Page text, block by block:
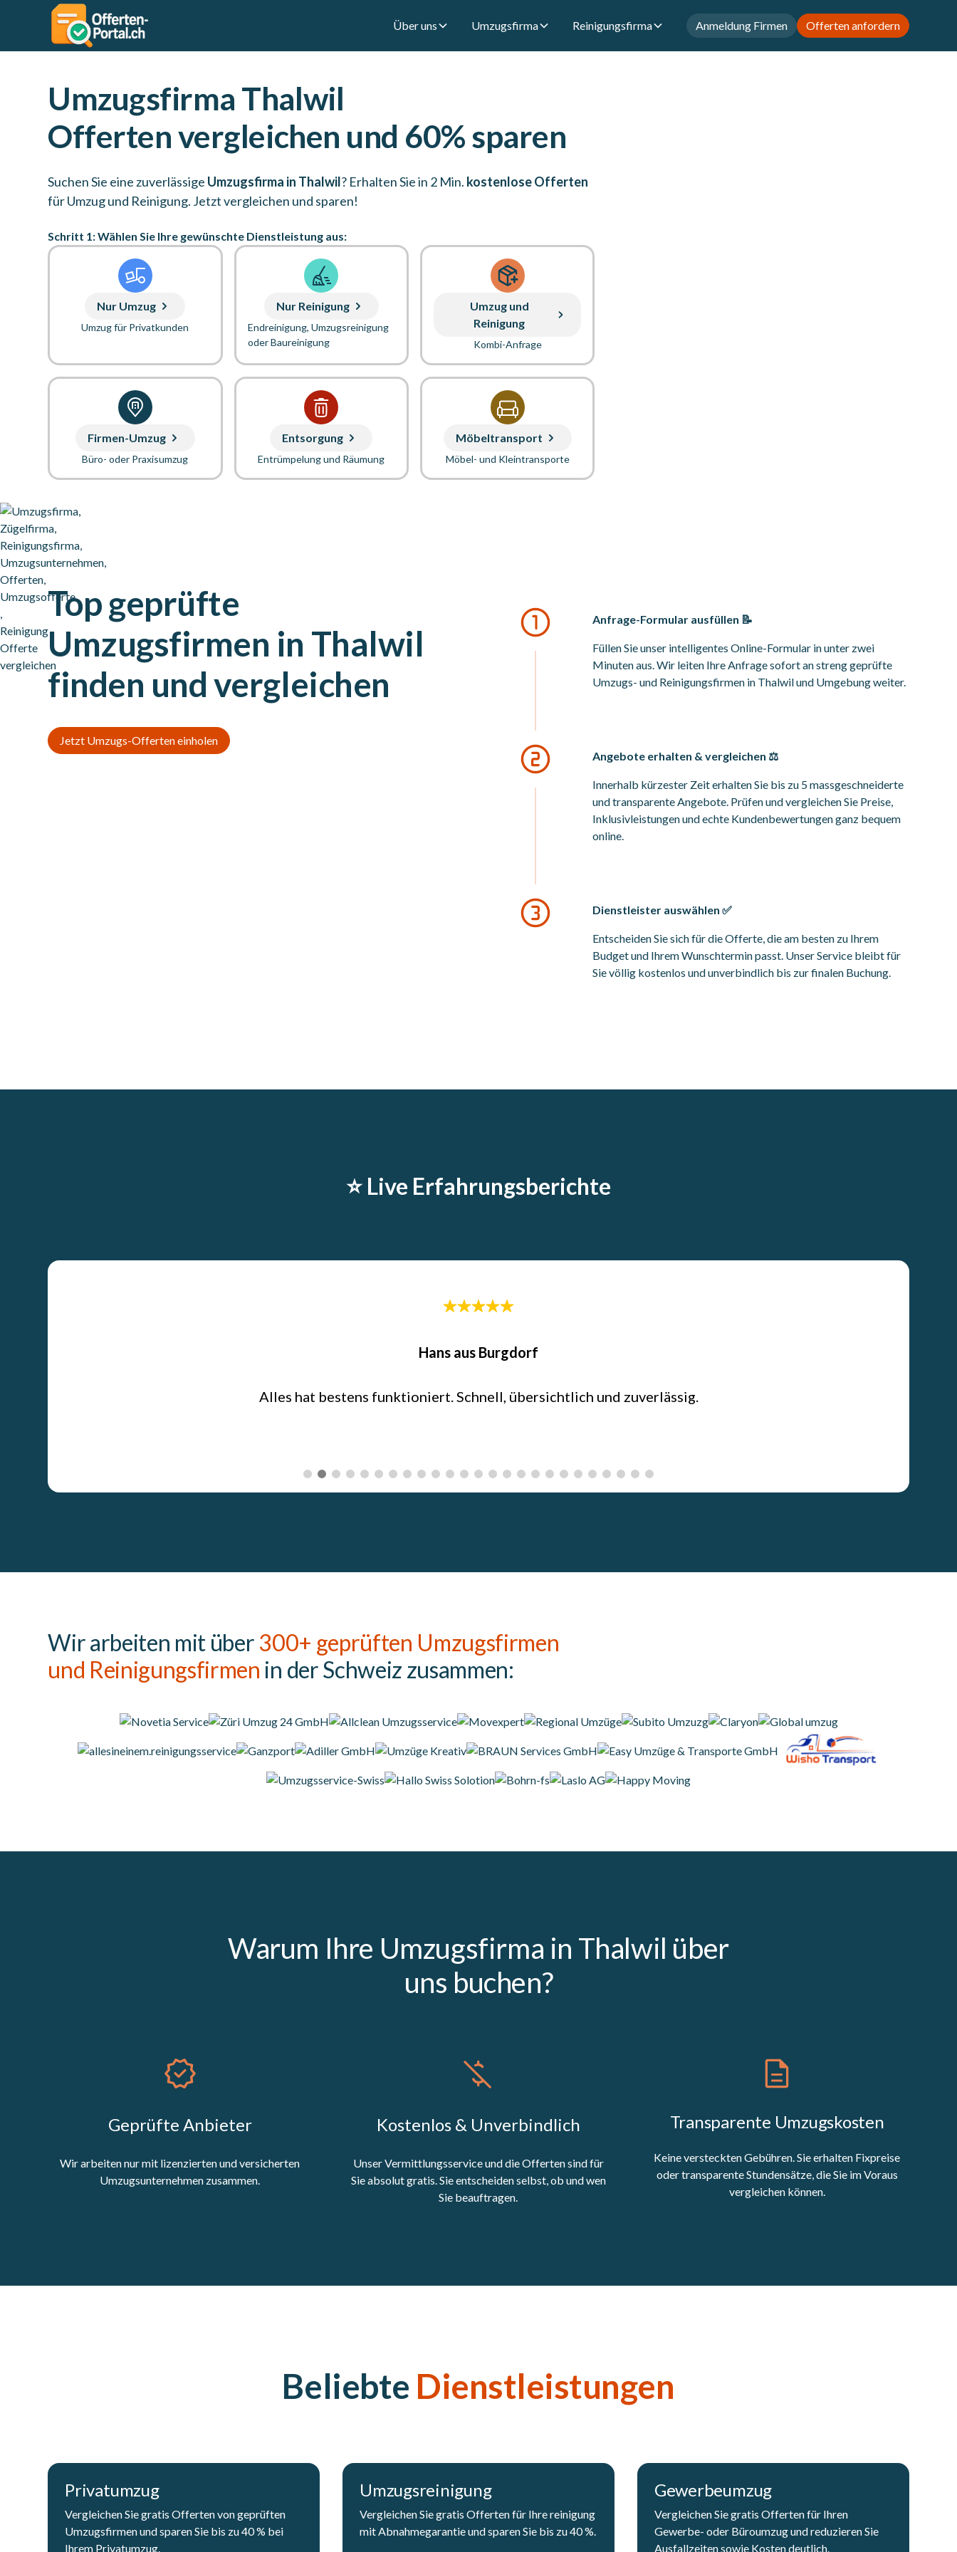
Über uns Umzugsfirma Reinigungsfirma Anmeldung Firmen Offerten anfordern
Umzugsfirma Thalwil
Offerten vergleichen und 60% sparen
Suchen Sie eine zuverlässige Umzugsfirma in Thalwil? Erhalten Sie in 2 Min. kostenlose Offerten
für Umzug und Reinigung. Jetzt vergleichen und sparen!
Schritt 1: Wählen Sie Ihre gewünschte Dienstleistung aus:
Nur Umzug
Umzug für Privatkunden
Nur Reinigung
Endreinigung, Umzugsreinigung
oder Baureinigung
Umzug und
Reinigung
Kombi-Anfrage
Firmen-Umzug
Büro- oder Praxisumzug
Entsorgung
Entrümpelung und Räumung
Möbeltransport
Möbel- und Kleintransporte
Top geprüfte
Umzugsfirmen in Thalwil
finden und vergleichen
Jetzt Umzugs-Offerten einholen
Anfrage-Formular ausfüllen 📝
Füllen Sie unser intelligentes Online-Formular in unter zwei
Minuten aus. Wir leiten Ihre Anfrage sofort an streng geprüfte
Umzugs- und Reinigungsfirmen in Thalwil und Umgebung weiter.
Angebote erhalten & vergleichen ⚖️
Innerhalb kürzester Zeit erhalten Sie bis zu 5 massgeschneiderte
und transparente Angebote. Prüfen und vergleichen Sie Preise,
Inklusivleistungen und echte Kundenbewertungen ganz bequem
online.
Dienstleister auswählen ✅
Entscheiden Sie sich für die Offerte, die am besten zu Ihrem
Budget und Ihrem Wunschtermin passt. Unser Service bleibt für
Sie völlig kostenlos und unverbindlich bis zur finalen Buchung.
⭐️ Live Erfahrungsberichte
Wir arbeiten mit über 300+ geprüften Umzugsfirmen
und Reinigungsfirmen in der Schweiz zusammen:
Warum Ihre Umzugsfirma in Thalwil über
uns buchen?
Geprüfte Anbieter
Wir arbeiten nur mit lizenzierten und versicherten
Umzugsunternehmen zusammen.
Kostenlos & Unverbindlich
Unser Vermittlungsservice und die Offerten sind für
Sie absolut gratis. Sie entscheiden selbst, ob und wen
Sie beauftragen.
Transparente Umzugskosten
Keine versteckten Gebühren. Sie erhalten Fixpreise
oder transparente Stundensätze, die Sie im Voraus
vergleichen können.
Beliebte Dienstleistungen
Privatumzug
Vergleichen Sie gratis Offerten von geprüften
Umzugsfirmen und sparen Sie bis zu 40 % bei
Ihrem Privatumzug.
Umzugsreinigung
Vergleichen Sie gratis Offerten für Ihre reinigung
mit Abnahmegarantie und sparen Sie bis zu 40 %.
Gewerbeumzug
Vergleichen Sie gratis Offerten für Ihren
Gewerbe- oder Büroumzug und reduzieren Sie
Ausfallzeiten sowie Kosten deutlich.